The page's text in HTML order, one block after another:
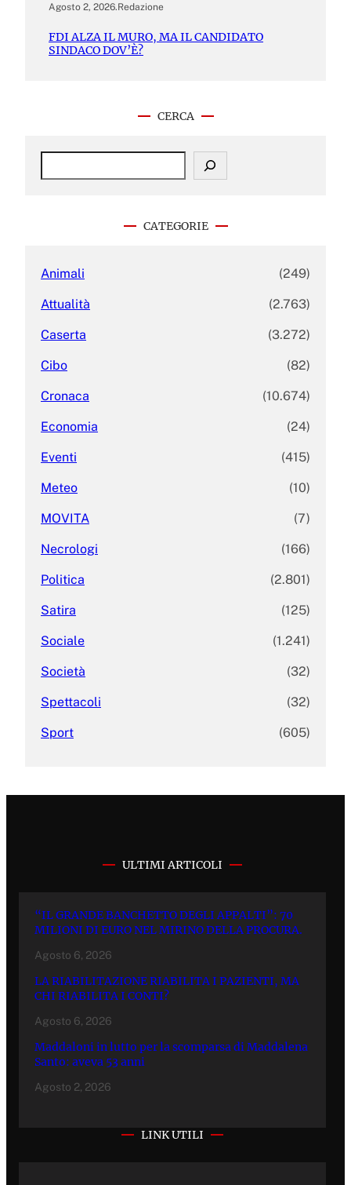
Agosto 2, 2026.Redazione
FDI ALZA IL MURO, MA IL CANDIDATO
SINDACO DOV’È?
CERCA
S
CATEGORIE
Animali (249)
Attualità (2.763)
Caserta (3.272)
Cibo (82)
Cronaca (10.674)
Economia (24)
Eventi (415)
Meteo (10)
MOVITA (7)
Necrologi (166)
Politica (2.801)
Satira (125)
Sociale (1.241)
Società (32)
Spettacoli (32)
Sport (605)
ULTIMI ARTICOLI
“IL GRANDE BANCHETTO DEGLI APPALTI”: 70
MILIONI DI EURO NEL MIRINO DELLA PROCURA.
Agosto 6, 2026
LA RIABILITAZIONE RIABILITA I PAZIENTI, MA
CHI RIABILITA I CONTI?
Agosto 6, 2026
Maddaloni in lutto per la scomparsa di Maddalena
Santo: aveva 53 anni
Agosto 2, 2026
LINK UTILI